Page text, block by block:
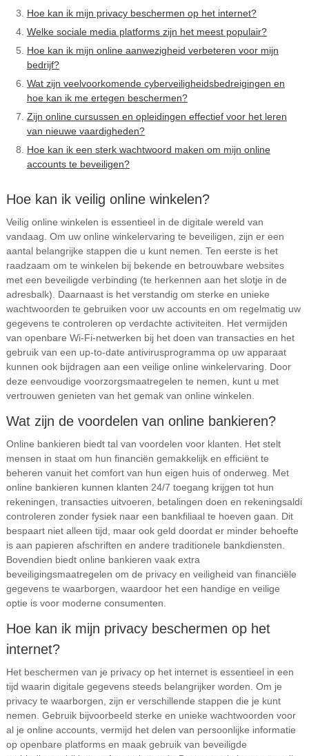
Hoe kan ik mijn privacy beschermen op het internet?
Welke sociale media platforms zijn het meest populair?
Hoe kan ik mijn online aanwezigheid verbeteren voor mijn
bedrijf?
Wat zijn veelvoorkomende cyberveiligheidsbedreigingen en
hoe kan ik me ertegen beschermen?
Zijn online cursussen en opleidingen effectief voor het leren
van nieuwe vaardigheden?
Hoe kan ik een sterk wachtwoord maken om mijn online
accounts te beveiligen?
Hoe kan ik veilig online winkelen?
Veilig online winkelen is essentieel in de digitale wereld van
vandaag. Om uw online winkelervaring te beveiligen, zijn er een
aantal belangrijke stappen die u kunt nemen. Ten eerste is het
raadzaam om te winkelen bij bekende en betrouwbare websites
met een beveiligde verbinding (te herkennen aan het slotje in de
adresbalk). Daarnaast is het verstandig om sterke en unieke
wachtwoorden te gebruiken voor uw accounts en om regelmatig uw
gegevens te controleren op verdachte activiteiten. Het vermijden
van openbare Wi-Fi-netwerken bij het doen van transacties en het
gebruik van een up-to-date antivirusprogramma op uw apparaat
kunnen ook bijdragen aan een veilige online winkelervaring. Door
deze eenvoudige voorzorgsmaatregelen te nemen, kunt u met
vertrouwen genieten van het gemak van online winkelen.
Wat zijn de voordelen van online bankieren?
Online bankieren biedt tal van voordelen voor klanten. Het stelt
mensen in staat om hun financiën gemakkelijk en efficiënt te
beheren vanuit het comfort van hun eigen huis of onderweg. Met
online bankieren kunnen klanten 24/7 toegang krijgen tot hun
rekeningen, transacties uitvoeren, betalingen doen en rekeningsaldi
controleren zonder fysiek naar een bankfiliaal te hoeven gaan. Dit
bespaart niet alleen tijd, maar ook geld doordat er minder behoefte
is aan papieren afschriften en andere traditionele bankdiensten.
Bovendien biedt online bankieren vaak extra
beveiligingsmaatregelen om de privacy en veiligheid van financiële
gegevens te waarborgen, waardoor het een handige en veilige
optie is voor moderne consumenten.
Hoe kan ik mijn privacy beschermen op het
internet?
Het beschermen van je privacy op het internet is essentieel in een
tijd waarin digitale gegevens steeds belangrijker worden. Om je
privacy te waarborgen, zijn er verschillende stappen die je kunt
nemen. Gebruik bijvoorbeeld sterke en unieke wachtwoorden voor
al je online accounts, vermijd het delen van persoonlijke informatie
op openbare platforms en maak gebruik van beveiligde